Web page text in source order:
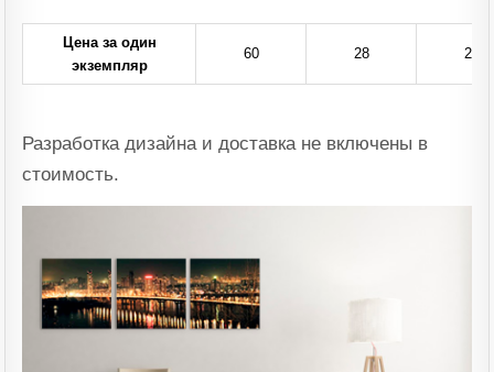
Цена за один
экземпляр
60 28 25
Разработка дизайна и доставка не включены в
стоимость.